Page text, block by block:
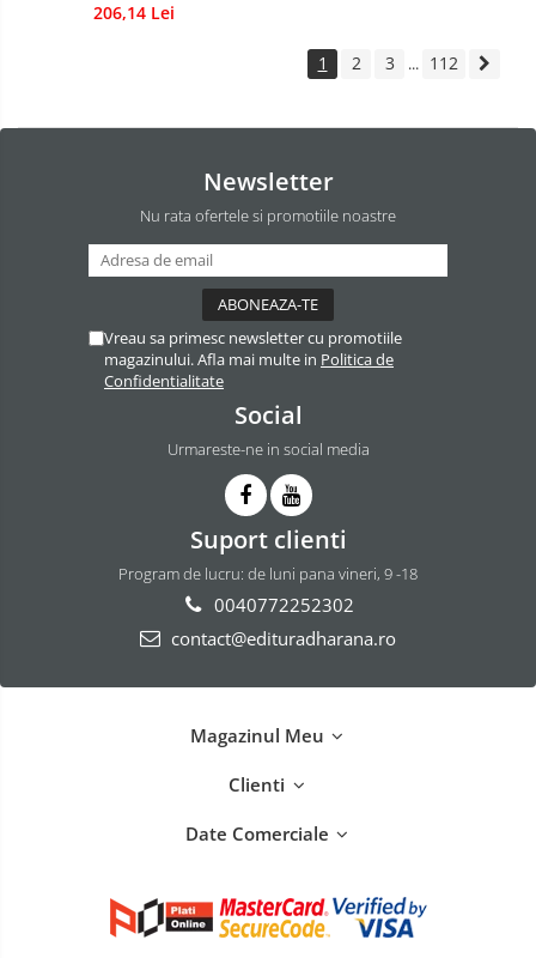
206,14 Lei
1 2 3 ... 112
Newsletter
Nu rata ofertele si promotiile noastre
Vreau sa primesc newsletter cu promotiile
magazinului. Afla mai multe in Politica de
Confidentialitate
Social
Urmareste-ne in social media
Suport clienti
Program de lucru: de luni pana vineri, 9 -18
0040772252302
contact@edituradharana.ro
Magazinul Meu
Clienti
Date Comerciale